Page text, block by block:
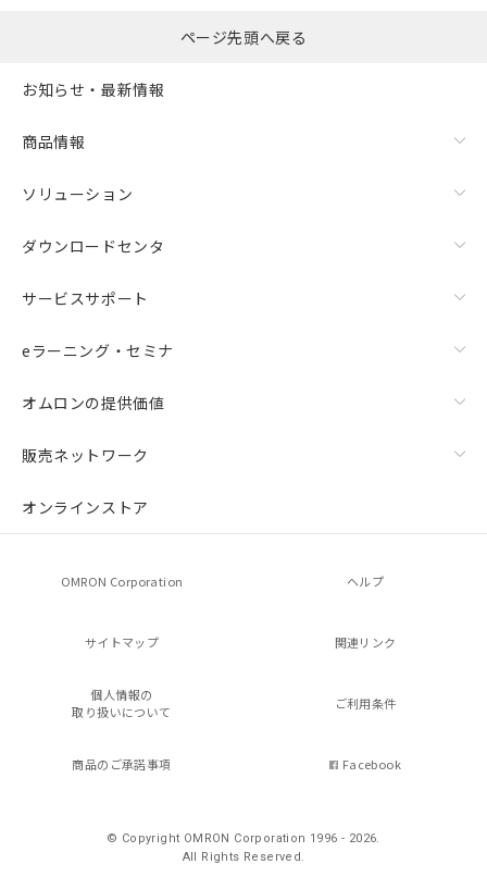
ページ先頭へ戻る
お知らせ・最新情報
商品情報
ソリューション
ダウンロードセンタ
サービスサポート
eラーニング・セミナ
オムロンの提供価値
販売ネットワーク
オンラインストア
OMRON Corporation ヘルプ
サイトマップ 関連リンク
個人情報の
取り扱いについて
ご利用条件
商品のご承諾事項 Facebook
© Copyright OMRON Corporation 1996 - 2026.
All Rights Reserved.